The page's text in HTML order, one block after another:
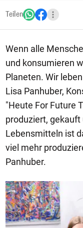
Teilen
Wenn alle
und konsumieren
Planeten. Wir
Lisa Panhuber,
"Heute For Future
produziert,
Lebensmitteln ist
viel mehr
Panhuber.